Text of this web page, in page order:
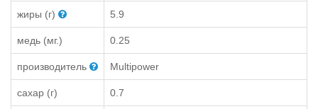
жиры (г) 5.9
медь (мг.) 0.25
производитель Multipower
сахар (г) 0.7